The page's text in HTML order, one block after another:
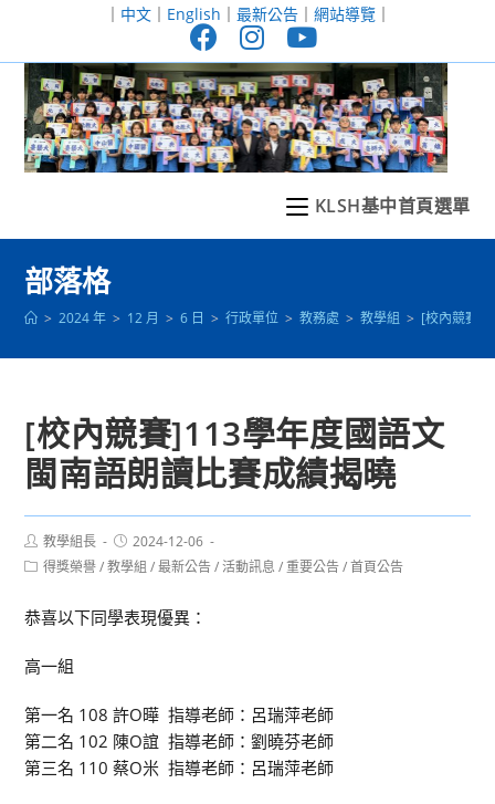
至
｜ 中文｜ English ｜ 最新公告｜ 網站導覽｜
KLSH基中首頁選單
部落格
> 2024 年 > 12 月 > 6 日 > 行政單位 > 教務處 > 教學組 > [校內競賽
[校內競賽]113學年度國語文
閩南語朗讀比賽成績揭曉
Post
author:
教學組長
Post
published:
2024-12-06
Post得獎榮譽 / 教學組 / 最新公告 / 活動訊息 / 重要公告 / 首頁公告
恭喜以下同學表現優異：
高一組
第一名 108 許O曄 指導老師：呂瑞萍老師
第二名 102 陳O誼 指導老師：劉曉芬老師
第三名 110 蔡O米 指導老師：呂瑞萍老師